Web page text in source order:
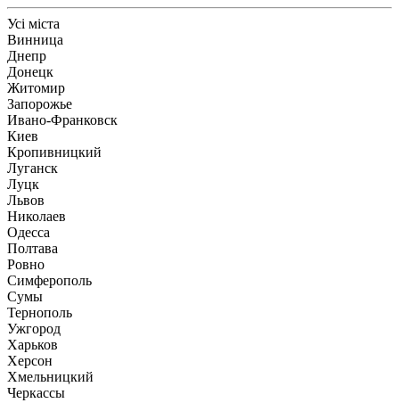
Усі міста
Винница
Днепр
Донецк
Житомир
Запорожье
Ивано-Франковск
Киев
Кропивницкий
Луганск
Луцк
Львов
Николаев
Одесса
Полтава
Ровно
Симферополь
Сумы
Тернополь
Ужгород
Харьков
Херсон
Хмельницкий
Черкассы